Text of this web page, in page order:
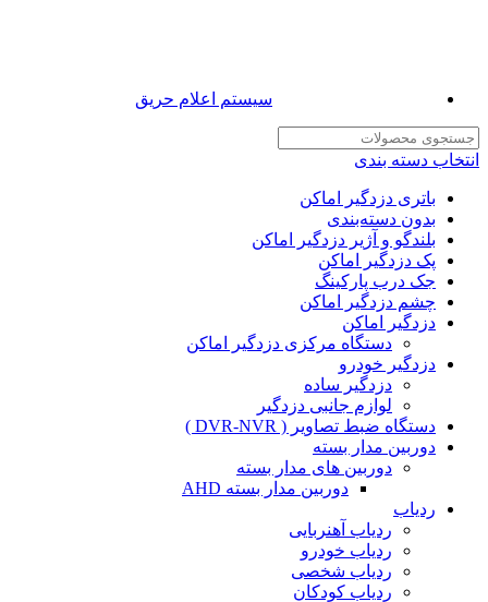
سیستم اعلام حریق
انتخاب دسته بندی
باتری دزدگیر اماکن
بدون دسته‌بندی
بلندگو و آژیر دزدگیر اماکن
پک دزدگیر اماکن
جک درب پارکینگ
چشم دزدگیر اماکن
دزدگیر اماکن
دستگاه مرکزی دزدگیر اماکن
دزدگیر خودرو
دزدگیر ساده
لوازم جانبی دزدگیر
دستگاه ضبط تصاویر ( DVR-NVR )
دوربین مدار بسته
دوربین های مدار بسته
دوربین مدار بسته AHD
ردیاب
ردیاب آهنربایی
ردیاب خودرو
ردیاب شخصی
ردیاب کودکان